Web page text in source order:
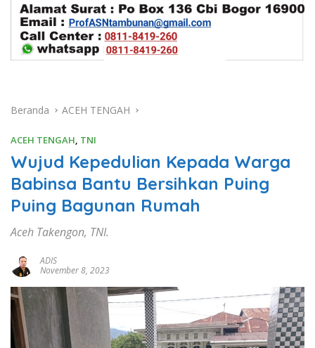
Beranda ACEH TENGAH
ACEH TENGAH, TNI
Wujud Kepedulian Kepada Warga
Babinsa Bantu Bersihkan Puing
Puing Bagunan Rumah
Aceh Takengon, TNI.
ADIS
November 8, 2023